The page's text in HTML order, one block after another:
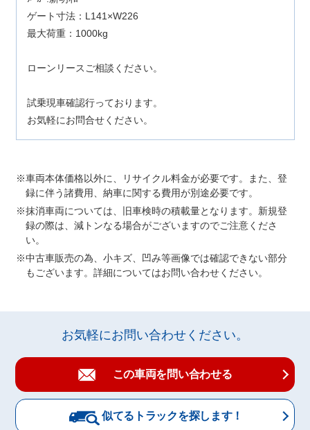
ゲート寸法：L141×W226
最大荷重：1000kg
ローンリースご相談ください。
試乗現車確認行っております。
お気軽にお問合せください。
車両本体価格以外に、リサイクル料金が必要です。また、登
録に伴う諸費用、納車に関する費用が別途必要です。
抹消車両については、旧車検時の積載量となります。新規登
録の際は、減トンなる場合がございますのでご注意くださ
い。
中古車販売の為、小キズ、凹み等画像では確認できない部分
もございます。詳細についてはお問い合わせください。
お気軽にお問い合わせください。
この車両を問い合わせる
似てるトラックを探します！